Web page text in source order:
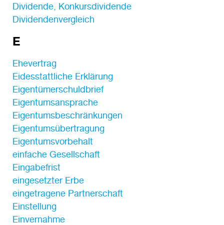
Dividende, Konkursdividende
Dividendenvergleich
E
Ehevertrag
Eidesstattliche Erklärung
Eigentümerschuldbrief
Eigentumsansprache
Eigentumsbeschränkungen
Eigentumsübertragung
Eigentumsvorbehalt
einfache Gesellschaft
Eingabefrist
eingesetzter Erbe
eingetragene Partnerschaft
Einstellung
Einvernahme